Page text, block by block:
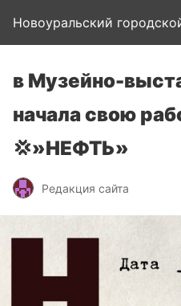
Новоуральский
в Музейно-
начала свою
💢»НЕФТЬ»
Редакция сайта